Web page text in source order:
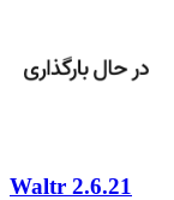
Waltr 2.6.21